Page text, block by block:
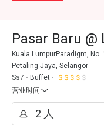
Pasar Baru
Kuala LumpurParadigm,
Petaling Jaya, Selangor
Ss7
Buffet
营业时间